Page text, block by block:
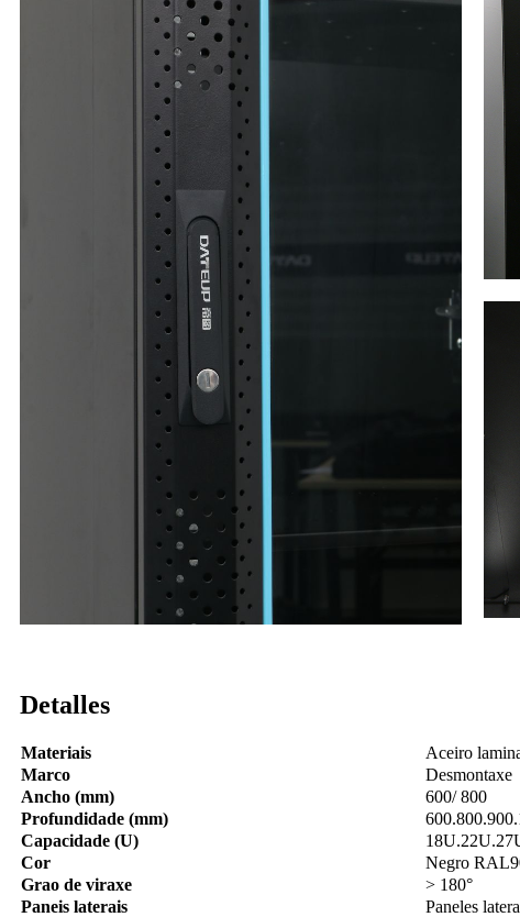
Detalles
Materiais
Aceiro
Marco
Desmontaxe
Ancho (mm)
600/ 800
Profundidade (mm)
Capacidade (U)
Cor
Negro
Grao de viraxe
> 180°
Paneis laterais
Paneles